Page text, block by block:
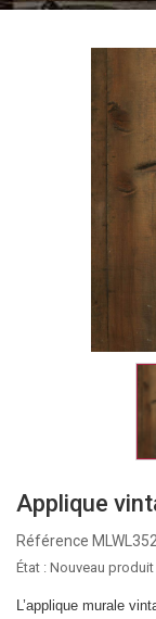
Applique
Référence MLWL352
État : Nouveau produit
L’applique murale